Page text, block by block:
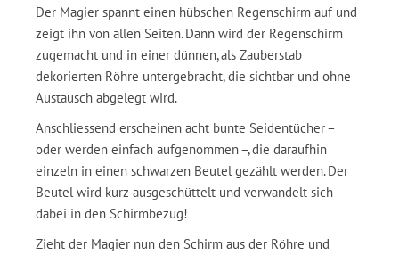
Der Magier spannt einen hübschen Regenschirm auf und
zeigt ihn von allen Seiten. Dann wird der Regenschirm
zugemacht und in einer dünnen, als Zauberstab
dekorierten Röhre untergebracht, die sichtbar und ohne
Austausch abgelegt wird.
Anschliessend erscheinen acht bunte Seidentücher –
oder werden einfach aufgenommen –, die daraufhin
einzeln in einen schwarzen Beutel gezählt werden. Der
Beutel wird kurz ausgeschüttelt und verwandelt sich
dabei in den Schirmbezug!
Zieht der Magier nun den Schirm aus der Röhre und